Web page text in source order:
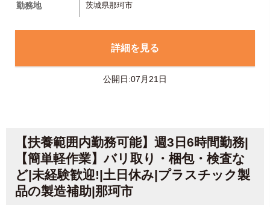
勤務地 茨城県那珂市
詳細を見る
公開日:07月21日
【扶養範囲内勤務可能】週3日6時間勤務|
【簡単軽作業】バリ取り・梱包・検査な
ど|未経験歓迎!|土日休み|プラスチック製
品の製造補助|那珂市